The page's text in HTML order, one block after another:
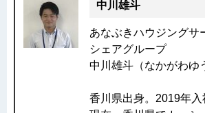
中川雄斗
あなぶきハウジング
シェアグループ
中川雄斗（なかがわゆ
香川県出身。2019年入